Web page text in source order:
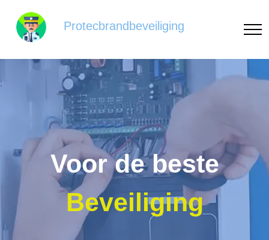
Protecbrandbeveiliging
Voor de beste
Beveiliging